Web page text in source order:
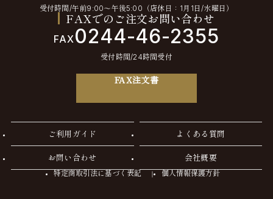
受付時間/午前9:00〜午後5:00（店休日：1月1日/水曜日）
FAXでのご注文お問い合わせ
FAX 0244-46-2355
受付時間/24時間受付
FAX注文書
ご利用ガイド よくある質問
お問い合わせ 会社概要
特定商取引法に基づく表記 個人情報保護方針